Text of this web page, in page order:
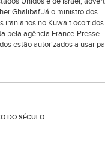
Ghalibaf.Já o ministro dos
iranianos no Kuwait
pela agência France-Presse
estão autorizados a usar
DO SÉCULO